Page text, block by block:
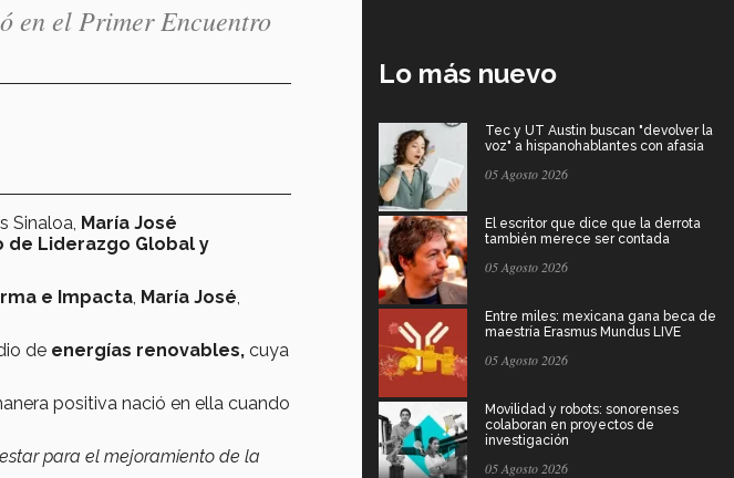
en el Primer Encuentro
Sinaloa, María José
de Liderazgo Global y
e Impacta María José
de energías renovables, cuya
positiva nació en ella cuando
para el mejoramiento de la
Lo más nuevo
Tec y UT Austin buscan "devolver la
voz" a hispanohablantes con afasia
05 Agosto 2026
El escritor que dice que la derrota
también merece ser contada
05 Agosto 2026
Entre miles: mexicana gana beca de
maestría Erasmus Mundus LIVE
05 Agosto 2026
Movilidad y robots: sonorenses
colaboran en proyectos de
investigación
05 Agosto 2026